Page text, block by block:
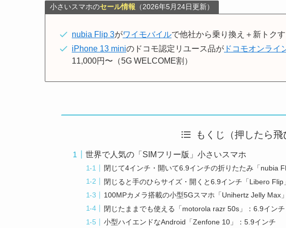
小さいスマホのセール情報 （2026年5月24日更新）
nubia Flip 3がワイモバイルで他社から乗り換え＋新トク
iPhone 13 miniのドコモ認定リユース品が ドコモオンライ
11,000円〜（5G WELCOME割）
もくじ（押したら飛
世界で人気の「SIMフリー版」小さいスマホ
閉じて4インチ・開いて6.9インチの折りたたみ「nubia
閉じると手のひらサイズ・開くと6.9インチ「Libero Flip
100MPカメラ搭載の小型5Gスマホ「Unihertz Jelly Max」
閉じたままでも使える「motorola razr 50s」：6.9インチ
小型ハイエンドなAndroid「Zenfone 10」：5.9インチ